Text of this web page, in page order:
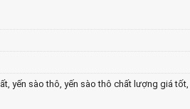
, yến sào thô, yến sào thô chất lượng giá tốt,